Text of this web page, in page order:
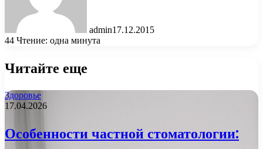
admin17.12.2015
44 Чтение: одна минута
Читайте еще
Здоровье
17.04.2026
Особенности частной стоматологии: